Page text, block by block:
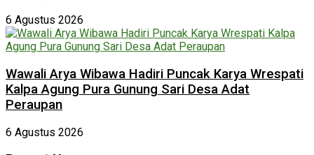
6 Agustus 2026
Wawali Arya Wibawa Hadiri Puncak Karya Wrespati
Kalpa Agung Pura Gunung Sari Desa Adat
Peraupan
6 Agustus 2026